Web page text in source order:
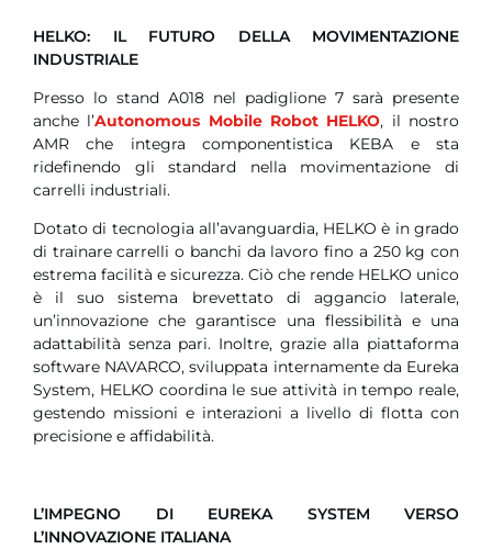
HELKO: IL FUTURO DELLA MOVIMENTAZIONE
INDUSTRIALE
Presso lo stand A018 nel padiglione 7 sarà presente
anche l’Autonomous Mobile Robot HELKO, il nostro
AMR che integra componentistica KEBA e sta
ridefinendo gli standard nella movimentazione di
carrelli industriali.
Dotato di tecnologia all’avanguardia, HELKO è in grado
di trainare carrelli o banchi da lavoro fino a 250 kg con
estrema facilità e sicurezza. Ciò che rende HELKO unico
è il suo sistema brevettato di aggancio laterale,
un’innovazione che garantisce una flessibilità e una
adattabilità senza pari. Inoltre, grazie alla piattaforma
software NAVARCO, sviluppata internamente da Eureka
System, HELKO coordina le sue attività in tempo reale,
gestendo missioni e interazioni a livello di flotta con
precisione e affidabilità.
L’IMPEGNO DI EUREKA SYSTEM VERSO
L’INNOVAZIONE ITALIANA